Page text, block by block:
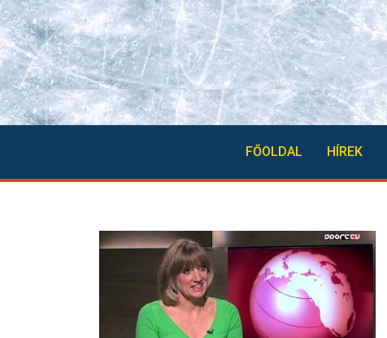
FŐOLDAL HÍREK